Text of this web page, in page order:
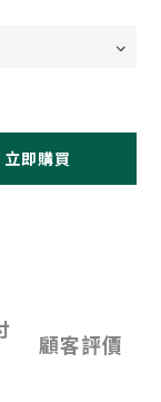
立即購買
顧客評價